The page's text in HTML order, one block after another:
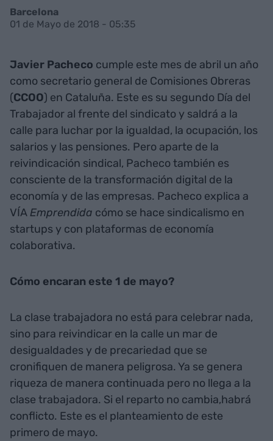
Barcelona
01 de Mayo de 2018 - 05:35
Javier Pacheco cumple este mes de abril un año
como secretario general de Comisiones Obreras
(CCOO) en Cataluña. Este es su segundo Día del
Trabajador al frente del sindicato y saldrá a la
calle para luchar por la igualdad, la ocupación, los
salarios y las pensiones. Pero aparte de la
reivindicación sindical, Pacheco también es
consciente de la transformación digital de la
economía y de las empresas. Pacheco explica a
VÍAEmprendida cómo se hace sindicalismo en
startups y con plataformas de economía
colaborativa.
Cómo encaran este 1 de mayo?
La clase trabajadora no está para celebrar nada,
sino para reivindicar en la calle un mar de
desigualdades y de precariedad que se
cronifiquen de manera peligrosa. Ya se genera
riqueza de manera continuada pero no llega a la
clase trabajadora. Si el reparto no cambia,habrá
conflicto. Este es el planteamiento de este
primero de mayo.